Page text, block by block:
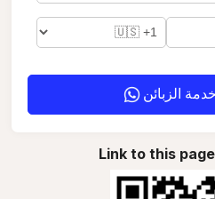
الزبائن
Link to this